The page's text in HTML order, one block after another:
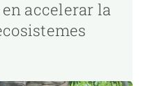
en accelerar la